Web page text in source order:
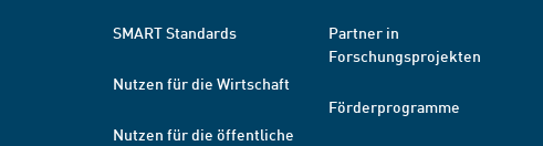
SMART Standards
Nutzen für die Wirtschaft
Nutzen für die öffentliche
Partner in
Forschungsprojekten
Förderprogramme